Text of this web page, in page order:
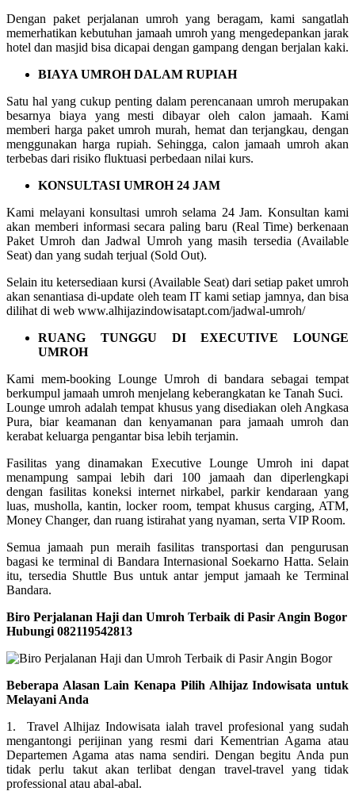
Dengan paket perjalanan umroh yang beragam, kami sangatlah
memerhatikan kebutuhan jamaah umroh yang mengedepankan jarak
hotel dan masjid bisa dicapai dengan gampang dengan berjalan kaki.
BIAYA UMROH DALAM RUPIAH
Satu hal yang cukup penting dalam perencanaan umroh merupakan
besarnya biaya yang mesti dibayar oleh calon jamaah. Kami
memberi harga paket umroh murah, hemat dan terjangkau, dengan
menggunakan harga rupiah. Sehingga, calon jamaah umroh akan
terbebas dari risiko fluktuasi perbedaan nilai kurs.
KONSULTASI UMROH 24 JAM
Kami melayani konsultasi umroh selama 24 Jam. Konsultan kami
akan memberi informasi secara paling baru (Real Time) berkenaan
Paket Umroh dan Jadwal Umroh yang masih tersedia (Available
Seat) dan yang sudah terjual (Sold Out).
Selain itu ketersediaan kursi (Available Seat) dari setiap paket umroh
akan senantiasa di-update oleh team IT kami setiap jamnya, dan bisa
dilihat di web www.alhijazindowisatapt.com/jadwal-umroh/
RUANG TUNGGU DI EXECUTIVE LOUNGE
UMROH
Kami mem-booking Lounge Umroh di bandara sebagai tempat
berkumpul jamaah umroh menjelang keberangkatan ke Tanah Suci.
Lounge umroh adalah tempat khusus yang disediakan oleh Angkasa
Pura, biar keamanan dan kenyamanan para jamaah umroh dan
kerabat keluarga pengantar bisa lebih terjamin.
Fasilitas yang dinamakan Executive Lounge Umroh ini dapat
menampung sampai lebih dari 100 jamaah dan diperlengkapi
dengan fasilitas koneksi internet nirkabel, parkir kendaraan yang
luas, musholla, kantin, locker room, tempat khusus carging, ATM,
Money Changer, dan ruang istirahat yang nyaman, serta VIP Room.
Semua jamaah pun meraih fasilitas transportasi dan pengurusan
bagasi ke terminal di Bandara Internasional Soekarno Hatta. Selain
itu, tersedia Shuttle Bus untuk antar jemput jamaah ke Terminal
Bandara.
Biro Perjalanan Haji dan Umroh Terbaik di Pasir Angin Bogor
Hubungi 082119542813
Beberapa Alasan Lain Kenapa Pilih Alhijaz Indowisata untuk
Melayani Anda
1. Travel Alhijaz Indowisata ialah travel profesional yang sudah
mengantongi perijinan yang resmi dari Kementrian Agama atau
Departemen Agama atas nama sendiri. Dengan begitu Anda pun
tidak perlu takut akan terlibat dengan travel-travel yang tidak
professional atau abal-abal.